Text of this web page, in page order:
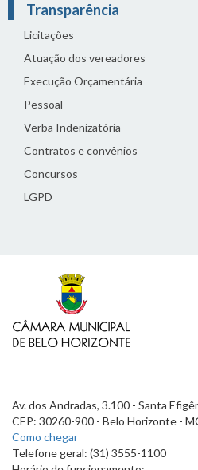
Transparência
Licitações
Atuação dos vereadores
Execução Orçamentária
Pessoal
Verba Indenizatória
Contratos e convênios
Concursos
LGPD
Av. dos Andradas, 3.100 - Santa
CEP: 30260-900 - Belo Horizonte -
Como chegar
Telefone geral: (31) 3555-1100